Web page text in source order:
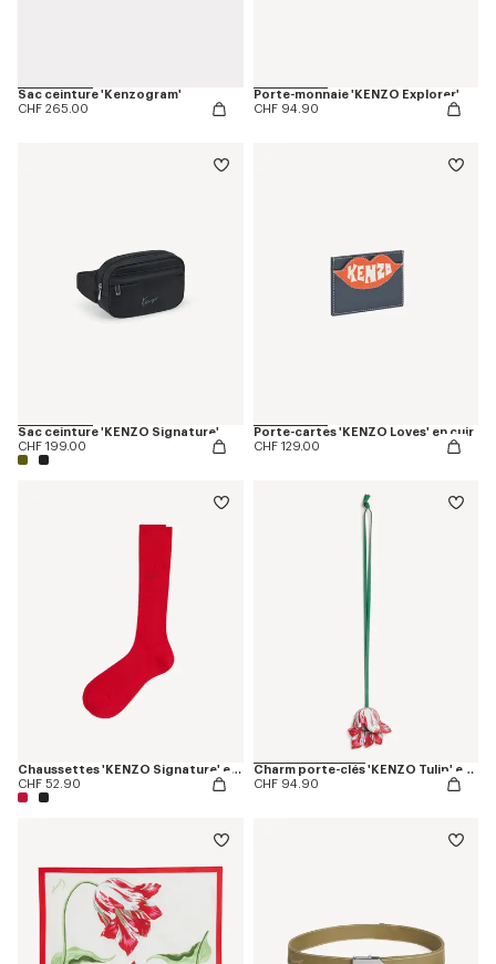
Sac ceinture 'Kenzogram'
CHF 265.00
Porte-monnaie 'KENZO Explorer'
CHF 94.90
Sac ceinture 'KENZO Signature'
CHF 199.00
Porte-cartes 'KENZO Loves' en cuir
CHF 129.00
Chaussettes 'KENZO Signature' en coton
CHF 52.90
Charm porte-clés 'KENZO Tulip' en cuir
CHF 94.90